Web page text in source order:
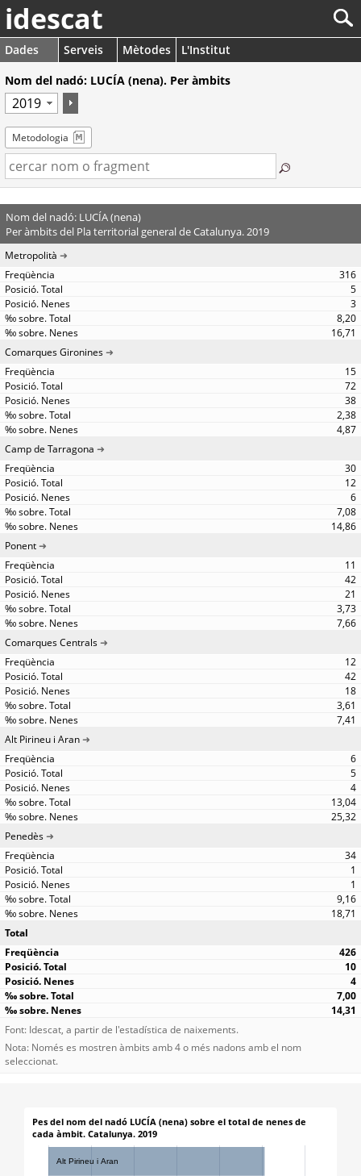
idescat
Dades Serveis Mètodes
L'Institut
Nom del nadó: LUCÍA (nena). Per àmbits
Metodologia
Nom del nadó: LUCÍA (nena)
Per àmbits del Pla territorial general de Catalunya. 2019
Metropolità
316
5
3
8,20
16,71
Comarques Gironines
15
72
38
2,38
4,87
Camp de Tarragona
30
12
6
7,08
14,86
Ponent
11
42
21
3,73
7,66
Comarques Centrals
12
42
18
3,61
7,41
Alt Pirineu i Aran
6
5
4
13,04
25,32
Penedès
34
1
1
9,16
18,71
Total
426
10
4
7,00
14,31
Font: Idescat, a partir de l'estadística de naixements.
Nota: Només es mostren àmbits amb 4 o més nadons amb el nom
seleccionat.